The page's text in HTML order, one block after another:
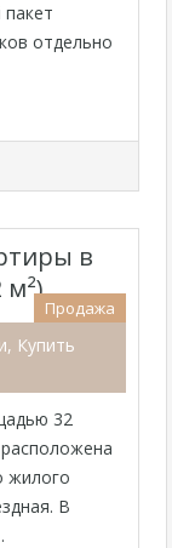
отдельно
в
м²)
Продажа
Купить
32
жилого
В